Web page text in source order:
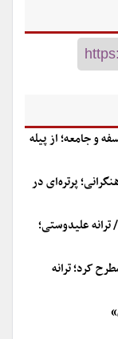
و جامعه؛ از پیله
پرتره‌ای در
ترانه علیدوستی؛
کرد؛ ترانه